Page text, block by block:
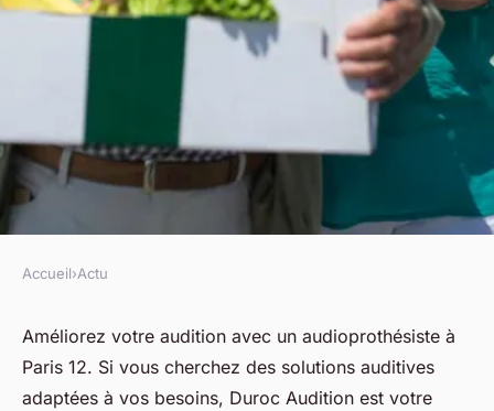
Améliorez votre audition avec
un audioprothésiste à paris 12
Accueil›Actu
Améliorez votre audition avec un audioprothésiste à
Paris 12. Si vous cherchez des solutions auditives
adaptées à vos besoins, Duroc Audition est votre